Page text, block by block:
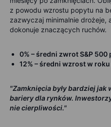
z powodu wzrostu popytu na
zazwyczaj minimalnie drożeje,
dokonuje znaczących ruchów.
0% – średni zwrot S&P
12% – średni wzrost w
"Zamknięcia były bardziej jak
bariery dla rynków.
nie cierpliwości."